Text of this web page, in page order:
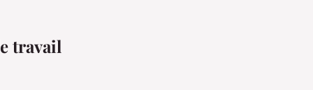
travail